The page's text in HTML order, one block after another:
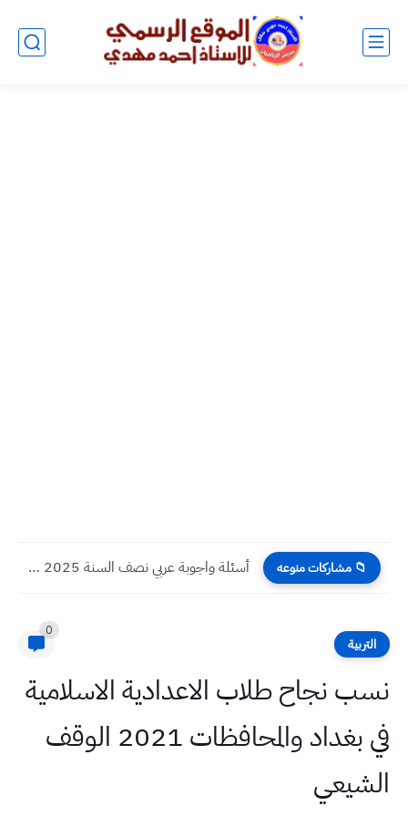
📁 مشاركات منوعه أسئلة واجوبة عربي نصف السنة 2025 سادس علمي
التربية
0
نسب نجاح طلاب الاعدادية الاسلامية
في بغداد والمحافظات 2021 الوقف
الشيعي